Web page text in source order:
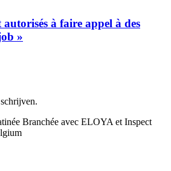
autorisés à faire appel à des
»
Branchée avec ELOYA et Inspect